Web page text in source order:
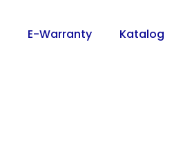
E-Warranty Katalog